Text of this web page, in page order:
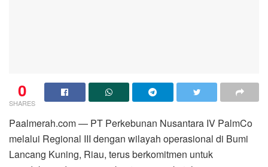
0
SHARES
Paalmerah.com — PT Perkebunan Nusantara IV PalmCo
melalui Regional III dengan wilayah operasional di Bumi
Lancang Kuning, Riau, terus berkomitmen untuk